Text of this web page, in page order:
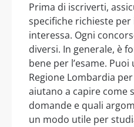
Prima di iscriverti,
specifiche richieste
interessa. Ogni
diversi. In generale, è
bene per l’esame.
Regione Lombardia
aiutano a capire come
domande e quali
un modo utile per